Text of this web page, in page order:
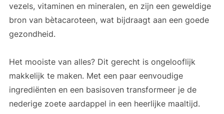
vezels, vitaminen en mineralen, en zijn een geweldige
bron van bètacaroteen, wat bijdraagt aan een goede
gezondheid.
Het mooiste van alles? Dit gerecht is ongelooflijk
makkelijk te maken. Met een paar eenvoudige
ingrediënten en een basisoven transformeer je de
nederige zoete aardappel in een heerlijke maaltijd.